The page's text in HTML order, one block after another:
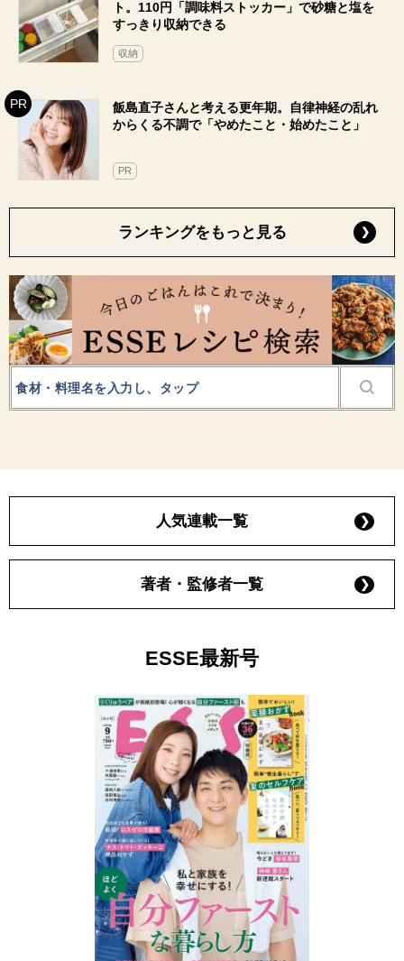
ト。110円「調味料ストッカー」で砂糖と塩を
すっきり収納できる
収納
飯島直子さんと考える更年期。自律神経の乱れ
からくる不調で「やめたこと・始めたこと」
PR
ランキングをもっと見る
人気連載一覧
著者・監修者一覧
ESSE最新号